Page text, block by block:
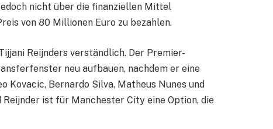
nicht über die finanziellen Mittel
von 80 Millionen Euro zu bezahlen.
Reijnders verständlich. Der Premier-
neu aufbauen, nachdem er eine
Kovacic, Bernardo Silva, Matheus Nunes und
ist für Manchester City eine Option, die